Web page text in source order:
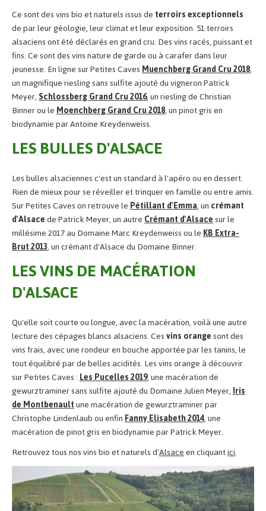
Ce sont des vins bio et naturels issus deterroirs exceptionnels
de par leur géologie, leur climat et leur exposition. 51 terroirs
alsaciens ont été déclarés en grand cru. Des vins racés, puissant et
fins. Ce sont des vins nature de garde ou à carafer dans leur
jeunesse. En ligne sur Petites CavesMuenchberg Grand Cru 2018,
un magnifique riesling sans sulfite ajouté du vigneron Patrick
Meyer,Schlossberg Grand Cru 2016, un riesling de Christian
Binner ou leMoenchberg Grand Cru 2018, un pinot gris en
biodynamie par Antoine Kreydenweiss.
LES BULLES D'ALSACE
Les bulles alsaciennes c'est un standard à l'apéro ou en dessert.
Rien de mieux pour se réveiller et trinquer en famille ou entre amis.
Sur Petites Caves on retrouve lePétillant d'Emma, uncrémant
d'Alsacede Patrick Meyer, un autreCrémant d'Alsacesur le
millésime 2017 au Domaine Marc Kreydenweiss ou leKB Extra-
Brut 2013, un crémant d'Alsace du Domaine Binner.
LES VINS DE MACÉRATION
D'ALSACE
Qu'elle soit courte ou longue, avec la macération, voilà une autre
lecture des cépages blancs alsaciens. Cesvins orangesont des
vins frais, avec une rondeur en bouche apportée par les tanins, le
tout équilibré par de belles acidités. Les vins orange à découvrir
sur Petites Caves :Les Pucelles 2019, une macération de
gewurztraminer sans sulfite ajouté du Domaine Julien Meyer,Iris
de Montbenaultune macération de gewurztraminer par
Christophe Lindenlaub ou enfinFanny Elisabeth 2014, une
macération de pinot gris en biodynamie par Patrick Meyer.
Retrouvez tous nos vins bio et naturels d'Alsaceen cliquantici.